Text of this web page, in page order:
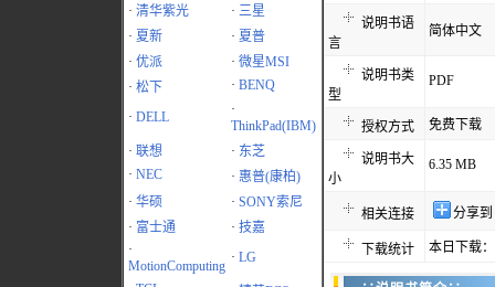
· 清华紫光 · 三星
· 夏新 · 夏普
· 优派 · 微星MSI
· 松下 · BENQ
· DELL
·
ThinkPad(IBM)
· 联想 · 东芝
· NEC · 惠普(康柏)
· 华硕 · SONY索尼
· 富士通 · 技嘉
·
MotionComputing
· LG
说明书语
言
简体中文
说明书类
型
PDF
授权方式 免费下载
说明书大
小
6.35 MB
相关连接 分享
下载统计 本日下载